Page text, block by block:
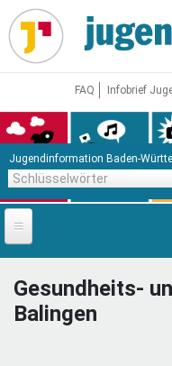
Direkt
zum
Inhalt
FAQ Infobrief
Jugendinformation Baden-
Startseite
News
Jugendnetz
Gesundheits-
Balingen